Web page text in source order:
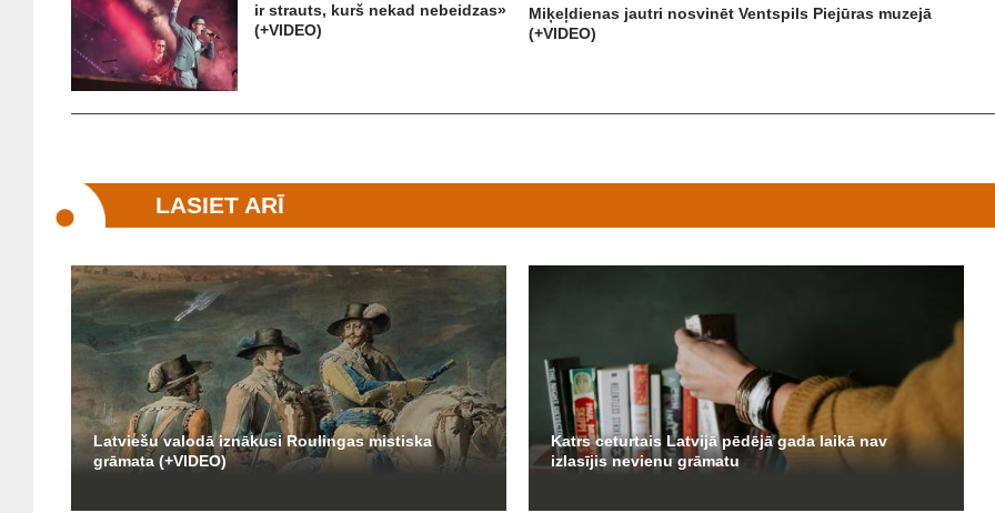
ir strauts, kurš nekad nebeidzas»
(+VIDEO)
Miķeļdienas jautri nosvinēt Ventspils Piejūras muzejā
(+VIDEO)
LASIET ARĪ
Latviešu valodā iznākusi Roulingas mistiska
grāmata (+VIDEO)
Katrs ceturtais Latvijā pēdējā gada laikā nav
izlasījis nevienu grāmatu